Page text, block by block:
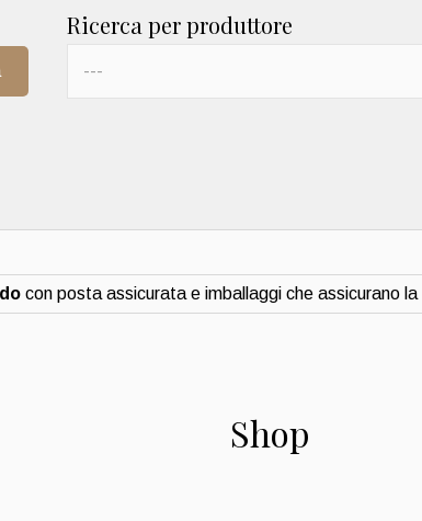
Ricerca per produttore
con posta assicurata e imballaggi che assicurano la
Shop